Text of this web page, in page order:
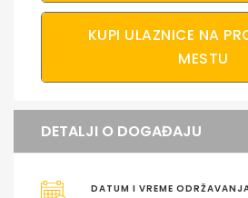
KUPI ULAZNICE NA
MESTU
DETALJI O DOGAĐAJU
DATUM I VREME